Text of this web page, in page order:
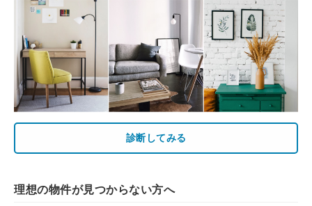
診断してみる
理想の物件が見つからない方へ